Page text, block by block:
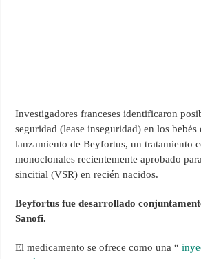
Investigadores franceses identificaron
seguridad (lease inseguridad) en los
lanzamiento de Beyfortus, un tratamiento
monoclonales recientemente aprobado
sincitial (VSR) en recién nacidos.
Beyfortus fue desarrollado
Sanofi.
El medicamento se ofrece como una “